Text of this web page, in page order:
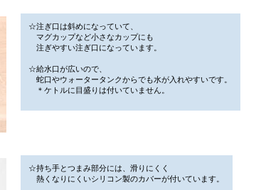
☆注ぎ口は斜めになっていて、
マグカップなど小さなカップにも
注ぎやすい注ぎ口になっています。
☆給水口が広いので、
蛇口やウォータータンクからでも水が入れやすいです。
＊ケトルに目盛りは付いていません。
☆持ち手とつまみ部分には、滑りにくく
熱くなりにくいシリコン製のカバーが付いています。